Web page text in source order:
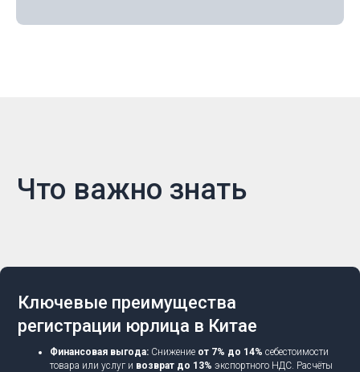
Что важно знать
Ключевые преимущества
регистрации юрлица в Китае
Финансовая выгода: Снижение от 7% до 14% себестоимости
товара или услуг и возврат до 13% экспортного НДС. Расчёты